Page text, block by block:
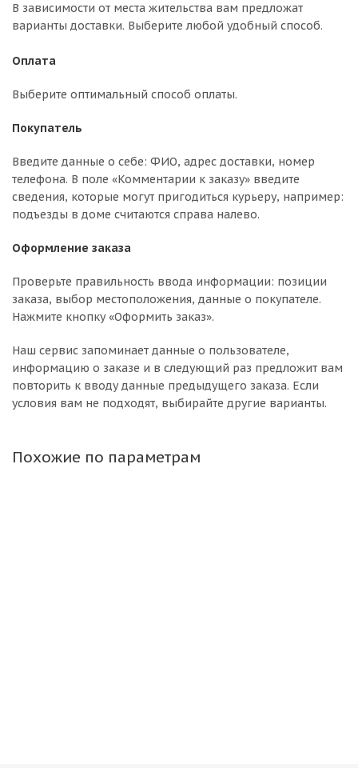
В зависимости от места жительства вам предложат
варианты доставки. Выберите любой удобный способ.
Оплата
Выберите оптимальный способ оплаты.
Покупатель
Введите данные о себе: ФИО, адрес доставки, номер
телефона. В поле «Комментарии к заказу» введите
сведения, которые могут пригодиться курьеру, например:
подъезды в доме считаются справа налево.
Оформление заказа
Проверьте правильность ввода информации: позиции
заказа, выбор местоположения, данные о покупателе.
Нажмите кнопку «Оформить заказ».
Наш сервис запоминает данные о пользователе,
информацию о заказе и в следующий раз предложит вам
повторить к вводу данные предыдущего заказа. Если
условия вам не подходят, выбирайте другие варианты.
Похожие по параметрам